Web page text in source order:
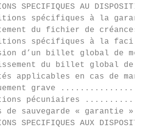
SPECIFIQUES AU
spécifiques à
du fichier de
spécifiques à
d’un billet global
du billet
applicables en cas de
grave
pécuniaires
de sauvegarde «
SPECIFIQUES AUX